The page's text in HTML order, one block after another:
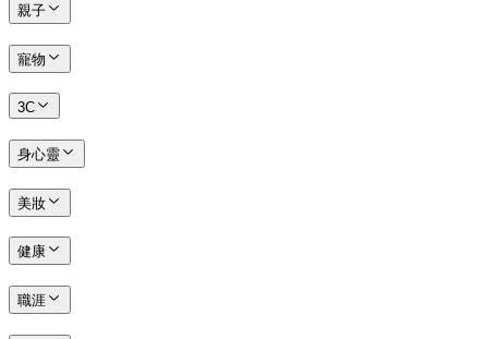
親子
寵物
3C
身心靈
美妝
健康
職涯